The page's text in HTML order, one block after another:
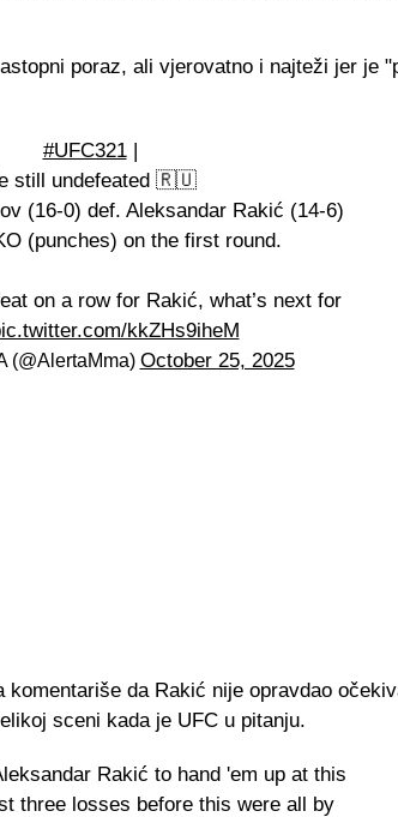
poraz, ali vjerovatno i najteži jer je
#UFC321|
still undefeated 🇷🇺
(16-0) def. Aleksandar Rakić (14-6)
(punches) on the first round.
on a row for Rakić, what’s next for
kkZHs9iheM
(@AlertaMma) October 25, 2025
da Rakić nije opravdao
sceni kada je UFC u pitanju.
Rakić to hand 'em up at this
three losses before this were all by